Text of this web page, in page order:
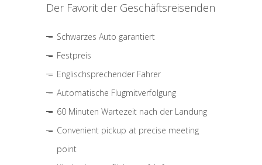
Der Favorit der Geschäftsreisenden
Schwarzes Auto garantiert
Festpreis
Englischsprechender Fahrer
Automatische Flugmitverfolgung
60 Minuten Wartezeit nach der Landung
Convenient pickup at precise meeting
point